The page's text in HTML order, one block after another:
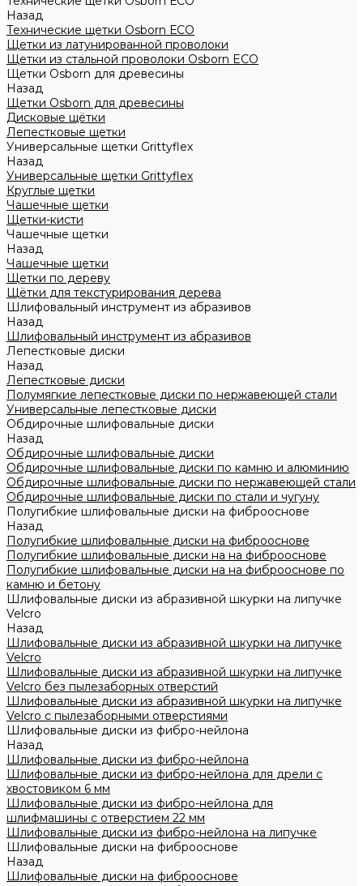
Назад
Технические щетки Osborn ЕСО
Щетки из латунированной проволоки
Щетки из стальной проволоки Osborn ECO
Щетки Osborn для древесины
Назад
Щетки Osborn для древесины
Дисковые щётки
Лепестковые щетки
Универсальные щетки Grittyflex
Назад
Универсальные щетки Grittyflex
Круглые щетки
Чашечные щетки
Щетки-кисти
Чашечные щетки
Назад
Чашечные щетки
Щетки по дереву
Щётки для текстурирования дерева
Шлифовальный инструмент из абразивов
Назад
Шлифовальный инструмент из абразивов
Лепестковые диски
Назад
Лепестковые диски
Полумягкие лепестковые диски по нержавеющей стали
Универсальные лепестковые диски
Обдирочные шлифовальные диски
Назад
Обдирочные шлифовальные диски
Обдирочные шлифовальные диски по камню и алюминию
Обдирочные шлифовальные диски по нержавеющей стали
Обдирочные шлифовальные диски по стали и чугуну
Полугибкие шлифовальные диски на фиброоснове
Назад
Полугибкие шлифовальные диски на фиброоснове
Полугибкие шлифовальные диски на на фиброоснове
Полугибкие шлифовальные диски на на фиброоснове по
камню и бетону
Шлифовальные диски из абразивной шкурки на липучке
Velcro
Назад
Шлифовальные диски из абразивной шкурки на липучке
Velcro
Шлифовальные диски из абразивной шкурки на липучке
Velcro без пылезаборных отверстий
Шлифовальные диски из абразивной шкурки на липучке
Velcro с пылезаборными отверстиями
Шлифовальные диски из фибро-нейлона
Назад
Шлифовальные диски из фибро-нейлона
Шлифовальные диски из фибро-нейлона для дрели с
хвостовиком 6 мм
Шлифовальные диски из фибро-нейлона для
шлифмашины с отверстием 22 мм
Шлифовальные диски из фибро-нейлона на липучке
Шлифовальные диски на фиброоснове
Назад
Шлифовальные диски на фиброоснове